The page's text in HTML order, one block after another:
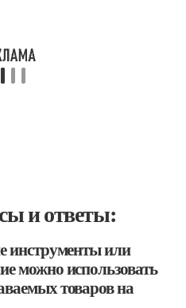
и ответы:
инструменты или
можно использовать
товаров на